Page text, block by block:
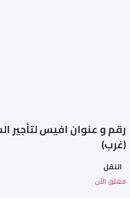
رقم و عنوان افيس لتأجير
(غرب)
النقل
مغلق الأن